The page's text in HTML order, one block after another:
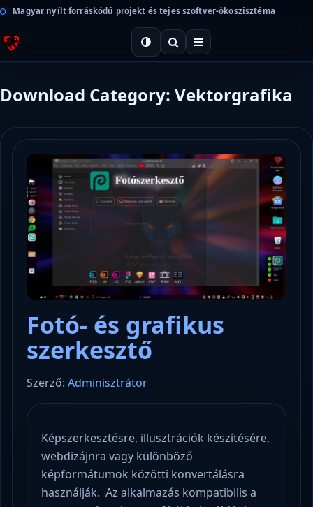
Magyar nyílt forráskódú projekt és tejes szoftver-ökoszisztéma
Download Category: Vektorgrafika
Fotó- és grafikus
szerkesztő
Szerző: Adminisztrátor
Képszerkesztésre, illusztrációk készítésére,
webdizájnra vagy különböző
képformátumok közötti konvertálásra
használják. Az alkalmazás kompatibilis a